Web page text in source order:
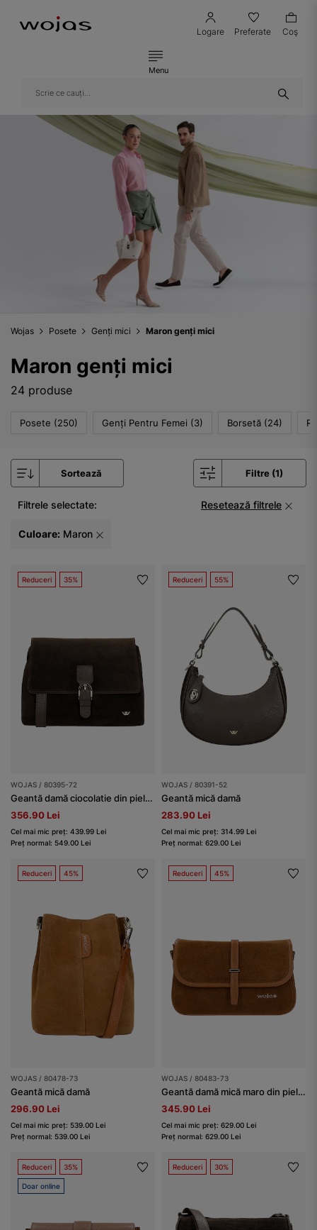
Logare Preferate Coş
Menu
Wojas Posete Genți mici Maron genți mici
Maron genți mici
24 produse
Posete (250) Genți Pentru Femei (3) Borsetă (24)
Sortează Filtre (1)
Filtrele selectate: Resetează filtrele
Culoare: Maron
Reduceri 35%
WOJAS / 80395-72
Geantă damă ciocolatie din piele combinată
356.90 Lei
Cel mai mic preț: 439.99 Lei
Preț normal: 549.00 Lei
Reduceri 55%
WOJAS / 80391-52
Geantă mică damă
283.90 Lei
Cel mai mic preț: 314.99 Lei
Preț normal: 629.00 Lei
Reduceri 45%
WOJAS / 80478-73
Geantă mică damă
296.90 Lei
Cel mai mic preț: 539.00 Lei
Preț normal: 539.00 Lei
Reduceri 45%
WOJAS / 80483-73
Geantă damă mică maro din piele combinată
345.90 Lei
Cel mai mic preț: 629.00 Lei
Preț normal: 629.00 Lei
Reduceri 35%
Doar online
Reduceri 30%